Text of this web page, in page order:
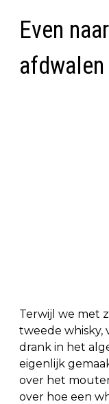
Even
afdwalen
Terwijl we met
tweede whisky,
drank in het
eigenlijk
over het
over hoe een